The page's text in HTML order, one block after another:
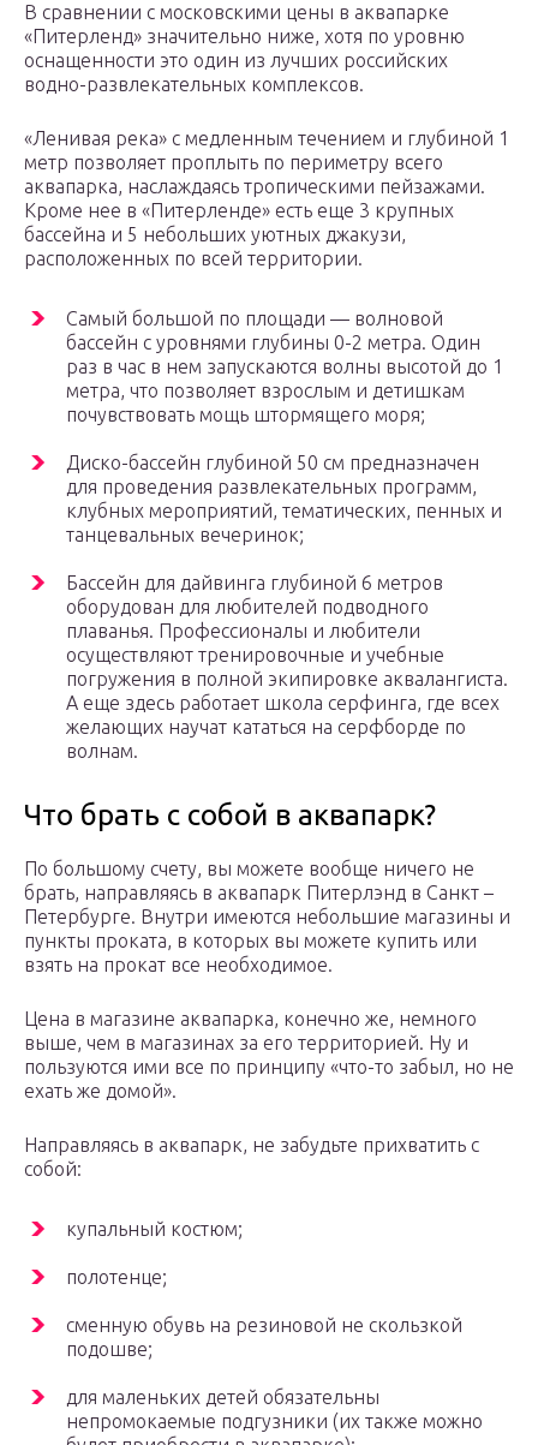
В сравнении с московскими цены в аквапарке
«Питерленд» значительно ниже, хотя по уровню
оснащенности это один из лучших российских
водно-развлекательных комплексов.
«Ленивая река» с медленным течением и глубиной 1
метр позволяет проплыть по периметру всего
аквапарка, наслаждаясь тропическими пейзажами.
Кроме нее в «Питерленде» есть еще 3 крупных
бассейна и 5 небольших уютных джакузи,
расположенных по всей территории.
Самый большой по площади — волновой
бассейн с уровнями глубины 0-2 метра. Один
раз в час в нем запускаются волны высотой до 1
метра, что позволяет взрослым и детишкам
почувствовать мощь штормящего моря;
Диско-бассейн глубиной 50 см предназначен
для проведения развлекательных программ,
клубных мероприятий, тематических, пенных и
танцевальных вечеринок;
Бассейн для дайвинга глубиной 6 метров
оборудован для любителей подводного
плаванья. Профессионалы и любители
осуществляют тренировочные и учебные
погружения в полной экипировке аквалангиста.
А еще здесь работает школа серфинга, где всех
желающих научат кататься на серфборде по
волнам.
Что брать с собой в аквапарк?
По большому счету, вы можете вообще ничего не
брать, направляясь в аквапарк Питерлэнд в Санкт –
Петербурге. Внутри имеются небольшие магазины и
пункты проката, в которых вы можете купить или
взять на прокат все необходимое.
Цена в магазине аквапарка, конечно же, немного
выше, чем в магазинах за его территорией. Ну и
пользуются ими все по принципу «что-то забыл, но не
ехать же домой».
Направляясь в аквапарк, не забудьте прихватить с
собой:
купальный костюм;
полотенце;
сменную обувь на резиновой не скользкой
подошве;
для маленьких детей обязательны
непромокаемые подгузники (их также можно